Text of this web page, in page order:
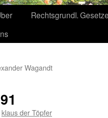
Rechtsgrundl.
Wagandt
klaus der Töpfer